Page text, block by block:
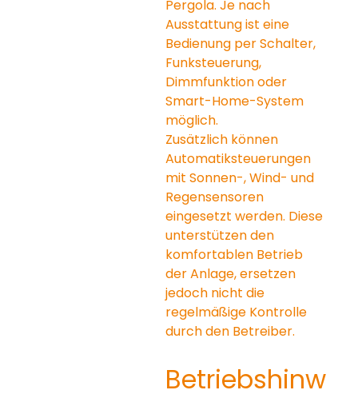
Pergola. Je nach
Ausstattung ist eine
Bedienung per Schalter,
Funksteuerung,
Dimmfunktion oder
Smart-Home-System
möglich.
Zusätzlich können
Automatiksteuerungen
mit Sonnen-, Wind- und
Regensensoren
eingesetzt werden. Diese
unterstützen den
komfortablen Betrieb
der Anlage, ersetzen
jedoch nicht die
regelmäßige Kontrolle
durch den Betreiber.
Betriebshinw